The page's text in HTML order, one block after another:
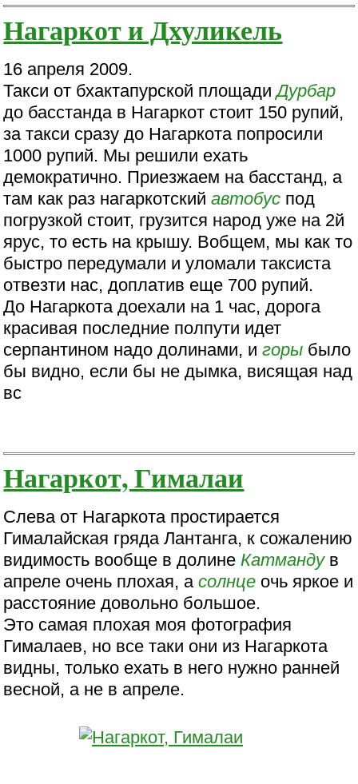
Нагаркот и Дхуликель
16 апреля 2009.
Такси от бхактапурской площадиДурбар
до басстанда в Нагаркот стоит 150 рупий,
за такси сразу до Нагаркота попросили
1000 рупий. Мы решили ехать
демократично. Приезжаем на басстанд, а
там как раз нагаркотскийавтобус под
погрузкой стоит, грузится народ уже на 2й
ярус, то есть на крышу. Вобщем, мы как то
быстро передумали и уломали таксиста
отвезти нас, доплатив еще 700 рупий.
До Нагаркота доехали на 1 час, дорога
красивая последние полпути идет
серпантином надо долинами, игоры было
бы видно, если бы не дымка, висящая над
вс
Нагаркот, Гималаи
Слева от Нагаркота простирается
Гималайская гряда Лантанга, к сожалению
видимость вообще в долинеКатмандув
апреле очень плохая, асолнце очь яркое и
расстояние довольно большое.
Это самая плохая моя фотография
Гималаев, но все таки они из Нагаркота
видны, только ехать в него нужно ранней
весной, а не в апреле.